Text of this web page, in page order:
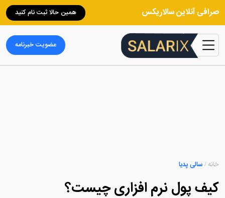
صرافی آنلاین سالاریکس همین حالا ثبت نام کنید
عضویت خبرنامه
خانه/سالی پدیا
کیف پول نرم افزاری چیست؟